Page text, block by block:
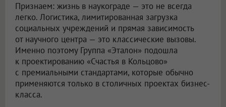
Признаем: жизнь в наукограде — это не всегда
легко. Логистика, лимитированная загрузка
социальных учреждений и прямая зависимость
от научного центра — это классические вызовы.
Именно поэтому Группа «Эталон» подошла
к проектированию «Счастья в Кольцово»
с премиальными стандартами, которые обычно
применяются только в столичных проектах бизнес-
класса.